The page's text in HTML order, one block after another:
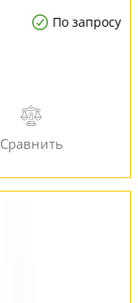
По запросу